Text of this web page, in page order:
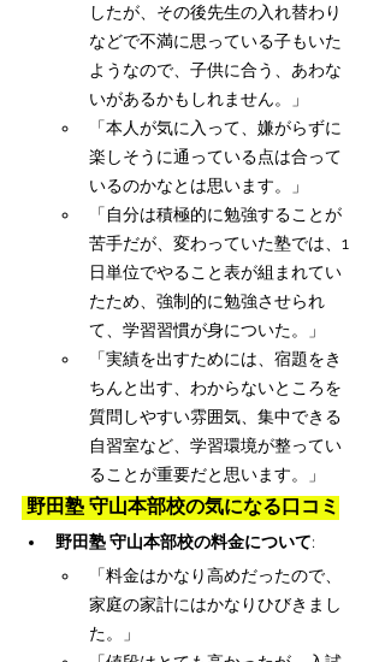
したが、その後先生の入れ替わり
などで不満に思っている子もいた
ようなので、子供に合う、あわな
いがあるかもしれません。」
「本人が気に入って、嫌がらずに
楽しそうに通っている点は合って
いるのかなとは思います。」
「自分は積極的に勉強することが
苦手だが、変わっていた塾では、1
日単位でやること表が組まれてい
たため、強制的に勉強させられ
て、学習習慣が身についた。」
「実績を出すためには、宿題をき
ちんと出す、わからないところを
質問しやすい雰囲気、集中できる
自習室など、学習環境が整ってい
ることが重要だと思います。」
野田塾 守山本部校の気になる口コミ
野田塾 守山本部校の料金について:
「料金はかなり高めだったので、
家庭の家計にはかなりひびきまし
た。」